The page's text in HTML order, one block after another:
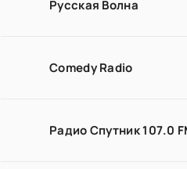
Русская Волна
Comedy Radio
Радио Спутник 107.0